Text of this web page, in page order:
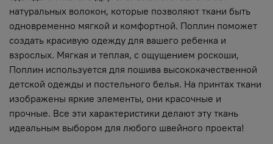
натуральных волокон, которые позволяют ткани быть
одновременно мягкой и комфортной. Поплин поможет
создать красивую одежду для вашего ребенка и
взрослых. Мягкая и теплая, с ощущением роскоши,
Поплин используется для пошива высококачественной
детской одежды и постельного белья. На принтах ткани
изображены яркие элементы, они красочные и
прочные. Все эти характеристики делают эту ткань
идеальным выбором для любого швейного проекта!